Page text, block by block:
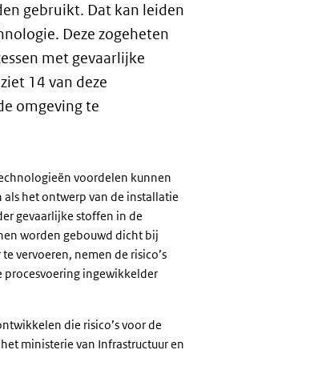
gebruikt. Dat kan leiden
Deze zogeheten
met gevaarlijke
14 van deze
omgeving te
voordelen kunnen
het ontwerp van de installatie
gevaarlijke stoffen in de
worden gebouwd dicht bij
vervoeren, nemen de risico’s
procesvoering ingewikkelder
die risico’s voor de
ministerie van Infrastructuur en